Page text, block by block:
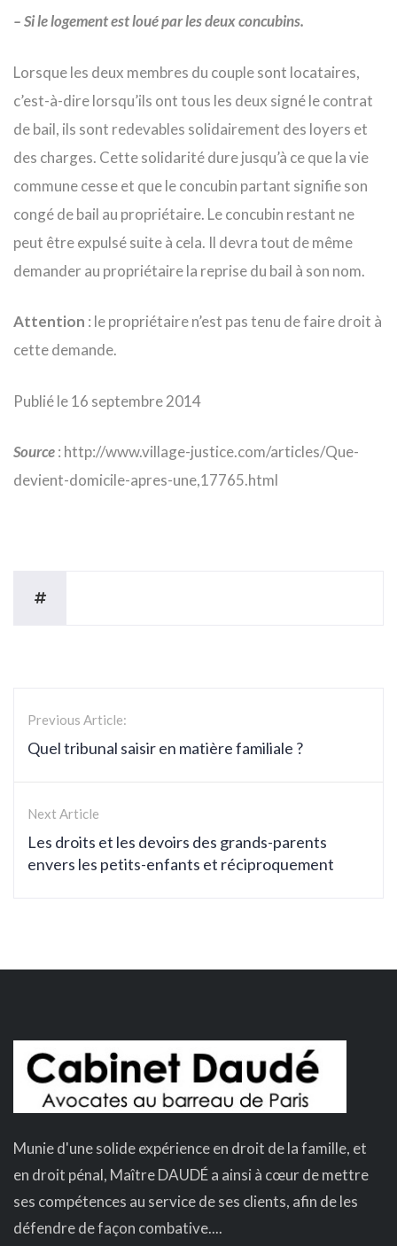
– Si le logement est loué par les deux concubins.
Lorsque les deux membres du couple sont locataires,
c’est-à-dire lorsqu’ils ont tous les deux signé le contrat
de bail, ils sont redevables solidairement des loyers et
des charges. Cette solidarité dure jusqu’à ce que la vie
commune cesse et que le concubin partant signifie son
congé de bail au propriétaire. Le concubin restant ne
peut être expulsé suite à cela. Il devra tout de même
demander au propriétaire la reprise du bail à son nom.
Attention : le propriétaire n’est pas tenu de faire droit à
cette demande.
Publié le 16 septembre 2014
Source: http://www.village-justice.com/articles/Que-
devient-domicile-apres-une,17765.html
Previous Article:
Quel tribunal saisir en matière familiale ?
Next Article
Les droits et les devoirs des grands-parents
envers les petits-enfants et réciproquement
Munie d'une solide expérience en droit de la famille, et
en droit pénal, Maître DAUDÉ a ainsi à cœur de mettre
ses compétences au service de ses clients, afin de les
défendre de façon combative....